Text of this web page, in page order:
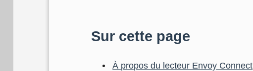
Sur cette page
À propos du lecteur Envoy Connect